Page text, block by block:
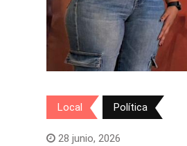
Local Política
28 junio, 2026